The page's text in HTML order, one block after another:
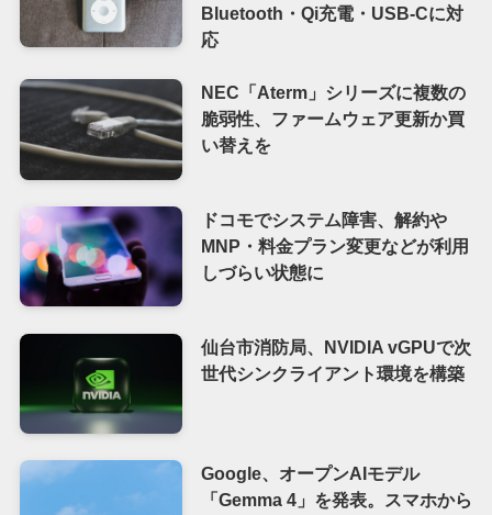
Bluetooth・Qi充電・USB-Cに対
応
NEC「Aterm」シリーズに複数の
脆弱性、ファームウェア更新か買
い替えを
ドコモでシステム障害、解約や
MNP・料金プラン変更などが利用
しづらい状態に
仙台市消防局、NVIDIA vGPUで次
世代シンクライアント環境を構築
Google、オープンAIモデル
「Gemma 4」を発表。スマホから